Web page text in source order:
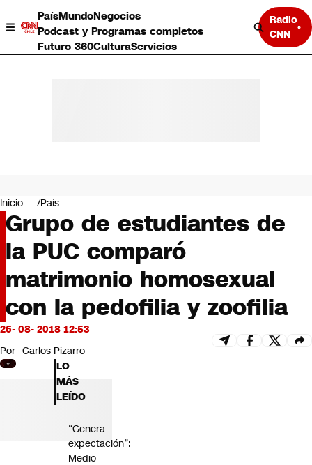
PaísMundoNegocios
Podcast y Programas completos
Futuro 360CulturaServicios
Radio
CNN
Negocios
Deportes
Programas completos
Cultura
Servicios
Bits
CNN tiempo
Futuro 360
Inicio País
Grupo de estudiantes de
la PUC comparó
matrimonio homosexual
con la pedofilia y zoofilia
26- 08- 2018 12:53
Por Carlos Pizarro
LO
MÁS
LEÍDO
“Genera
expectación”:
Medio